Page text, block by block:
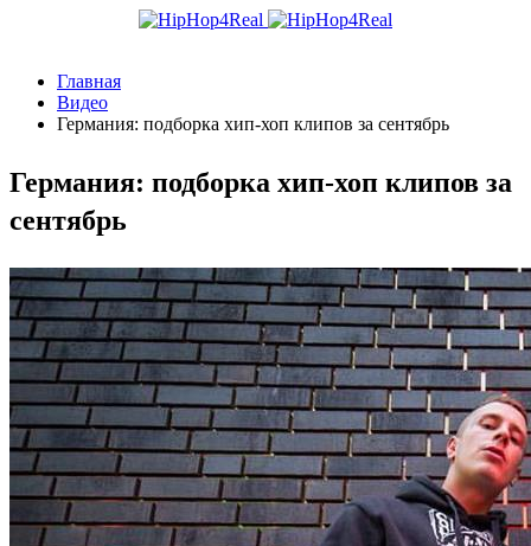
Главная
Видео
Германия: подборка хип-хоп клипов за сентябрь
Германия: подборка хип-хоп клипов за
сентябрь